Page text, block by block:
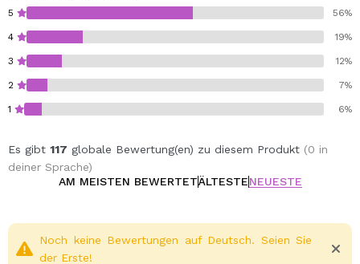
5 56%
4 19%
3 12%
2 7%
1 6%
Es gibt 117 globale Bewertung(en) zu diesem Produkt (0 in
deiner Sprache)
AM MEISTEN BEWERTETÄLTESTENEUESTE
Noch keine Bewertungen auf Deutsch. Seien Sie
der Erste!